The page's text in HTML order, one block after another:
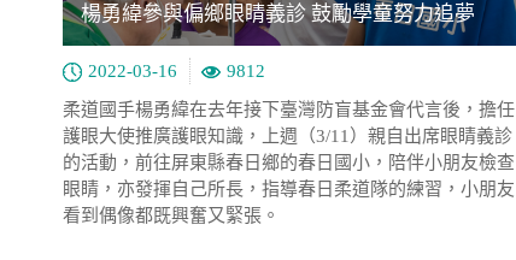
楊勇緯參與偏鄉眼睛義診 鼓勵學童努力追夢
2022-03-16
9812
柔道國手楊勇緯在去年接下臺灣防盲基金會代言後，擔任
護眼大使推廣護眼知識，上週（3/11）親自出席眼睛義診
的活動，前往屏東縣春日鄉的春日國小，陪伴小朋友檢查
眼睛，亦發揮自己所長，指導春日柔道隊的練習，小朋友
看到偶像都既興奮又緊張。